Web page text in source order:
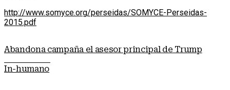
http://www.somyce.org/perseidas/SOMYCE-Perseidas-
2015.pdf
Abandona campaña el asesor principal de Trump
In-humano